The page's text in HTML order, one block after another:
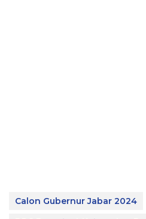
Calon Gubernur Jabar 2024